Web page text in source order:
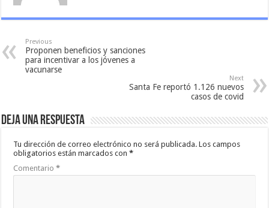
Previous
Proponen beneficios y sanciones
para incentivar a los jóvenes a
vacunarse
Next
Santa Fe reportó 1.126 nuevos
casos de covid
Deja una respuesta
Tu dirección de correo electrónico no será publicada. Los campos
obligatorios están marcados con*
Comentario*